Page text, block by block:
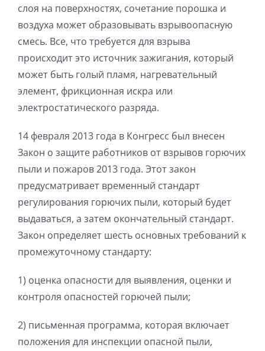
слоя на поверхностях, сочетание порошка и
воздуха может образовывать взрывоопасную
смесь. Все, что требуется для взрыва
происходит это источник зажигания, который
может быть голый пламя, нагревательный
элемент, фрикционная искра или
электростатического разряда.
14 февраля 2013 года в Конгресс был внесен
Закон о защите работников от взрывов горючих
пыли и пожаров 2013 года. Этот закон
предусматривает временный стандарт
регулирования горючих пыли, который будет
выдаваться, а затем окончательный стандарт.
Закон определяет шесть основных требований к
промежуточному стандарту:
1) оценка опасности для выявления, оценки и
контроля опасностей горючей пыли;
2) письменная программа, которая включает
положения для инспекции опасной пыли,